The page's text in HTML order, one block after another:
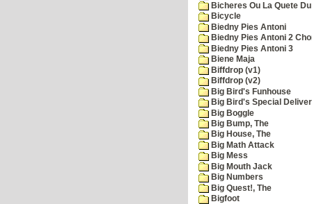
Bicheres Ou La Quete
Bicycle
Biedny Pies Antoni
Biedny Pies Antoni 2
Biedny Pies Antoni 3
Biene Maja
Biffdrop (v1)
Biffdrop (v2)
Big Bird's Funhouse
Big Bird's Special
Big Boggle
Big Bump, The
Big House, The
Big Math Attack
Big Mess
Big Mouth Jack
Big Numbers
Big Quest!, The
Bigfoot